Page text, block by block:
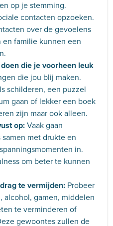
op je stemming.
contacten opzoeken.
over de gevoelens
familie kunnen een
die je voorheen leuk
die jou blij maken.
schilderen, een puzzel
gaan of lekker een boek
zijn maar ook alleen.
op:Vaak gaan
met drukte en
in.
om beter te kunnen
te vermijden: Probeer
alcohol, gamen, middelen
te verminderen of
gewoontes zullen de